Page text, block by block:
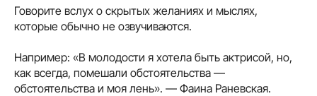
Говорите вслух о скрытых желаниях и мыслях,
которые обычно не озвучиваются.
Например: «В молодости я хотела быть актрисой, но,
как всегда, помешали обстоятельства —
обстоятельства и моя лень». — Фаина Раневская.